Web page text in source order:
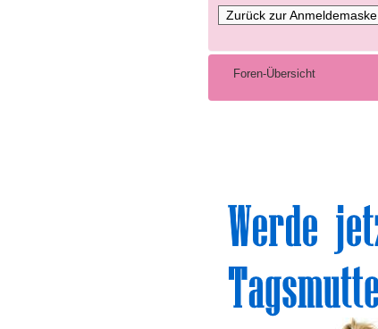
Zurück zur Anmeldemaske
Foren-Übersicht